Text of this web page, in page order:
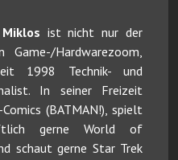
ist nicht nur der
Game-/Hardwarezoom,
1998 Technik- und
In seiner Freizeit
(BATMAN!), spielt
gerne World of
schaut gerne Star Trek